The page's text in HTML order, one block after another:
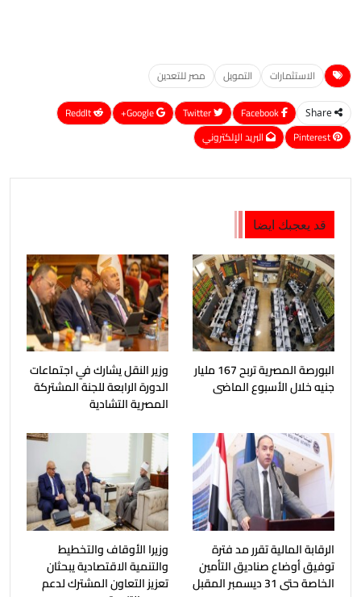
الاستثمارات التمويل مصر للتعدين
Share
Google+
ReddIt
Pinterest
البريد الإلكتروني
قد يعجبك ايضا
البورصة المصرية تربح 167 مليار
جنيه خلال الأسبوع الماضى
وزير النقل يشارك في اجتماعات
الدورة الرابعة للجنة المشتركة
المصرية التشادية
الرقابة المالية تقرر مد فترة
توفيق أوضاع صناديق التأمين
الخاصة حتى 31 ديسمبر المقبل
وزيرا الأوقاف والتخطيط
والتنمية الاقتصادية يبحثان
تعزيز التعاون المشترك لدعم